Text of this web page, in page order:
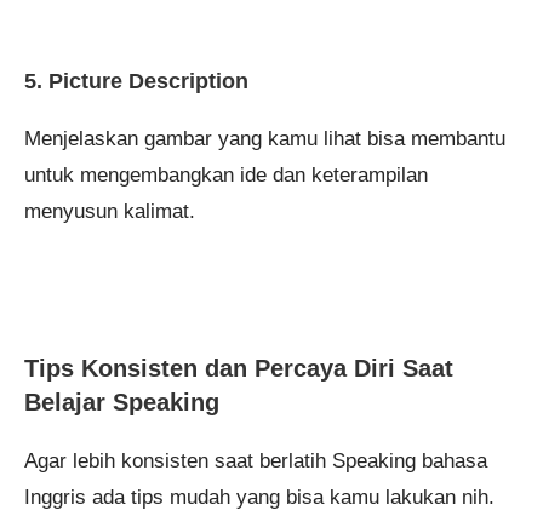
5. Picture Description
Menjelaskan gambar yang kamu lihat bisa membantu
untuk mengembangkan ide dan keterampilan
menyusun kalimat.
Tips Konsisten dan Percaya Diri Saat
Belajar Speaking
Agar lebih konsisten saat berlatih Speaking bahasa
Inggris ada tips mudah yang bisa kamu lakukan nih.